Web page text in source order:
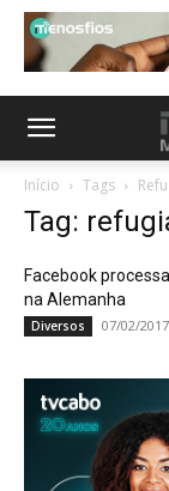
Início Tags
Tag:
Facebook
na Alemanha
Diversos 07/02/2017